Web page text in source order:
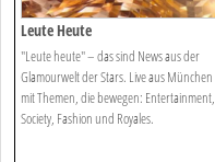
Leute Heute
"Leute heute" – das sind News aus der
Glamourwelt der Stars. Live aus München
mit Themen, die bewegen: Entertainment,
Society, Fashion und Royales.